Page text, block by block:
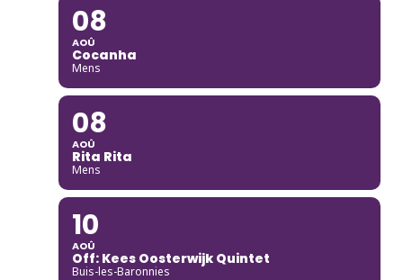
08
AOÛ
Cocanha
Mens
08
AOÛ
Rita Rita
Mens
10
AOÛ
Off: Kees Oosterwijk Quintet
Buis-les-Baronnies